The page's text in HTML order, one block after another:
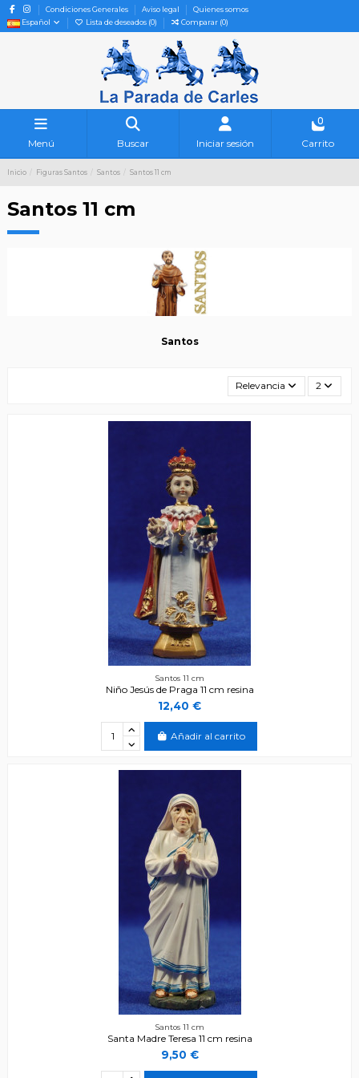
Condiciones Generales Aviso legal
Quienes somos
Español
Lista de deseados (0) Comparar (0)
Menú Buscar Iniciar sesión
0
Carrito
Inicio Figuras Santos Santos Santos 11 cm
Santos 11 cm
Santos
Relevancia 2
Santos 11 cm
Niño Jesús de Praga 11 cm resina
12,40 €
Añadir al carrito
Santos 11 cm
Santa Madre Teresa 11 cm resina
9,50 €